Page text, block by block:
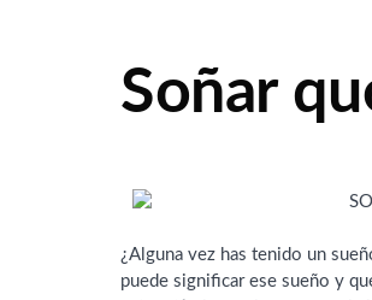
Soñar
¿Alguna vez has tenido un
puede significar ese sueño y